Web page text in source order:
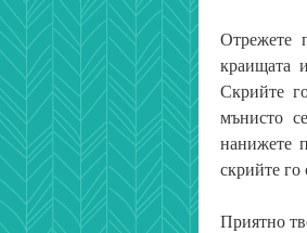
Отрежете
краищата
Скрийте
мънисто
нанижете
скрийте го
Приятно